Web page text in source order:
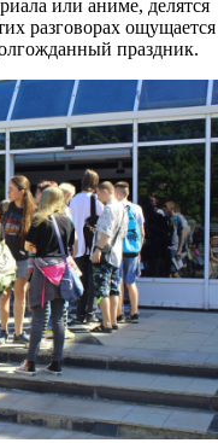
или аниме, делятся
разговорах ощущается
праздник.